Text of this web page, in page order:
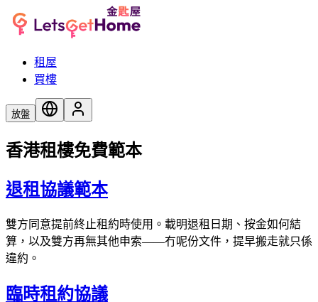
租屋
買樓
放盤
香港租樓免費範本
退租協議範本
雙方同意提前終止租約時使用。載明退租日期、按金如何結
算，以及雙方再無其他申索——冇呢份文件，提早搬走就只係
違約。
臨時租約協議